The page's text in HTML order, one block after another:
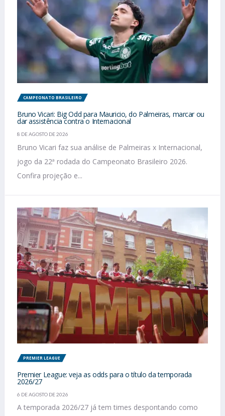
CAMPEONATO BRASILEIRO
Bruno Vicari: Big Odd para Mauricio, do Palmeiras, marcar ou
dar assistência contra o Internacional
8 DE AGOSTO DE 2026
Bruno Vicari faz sua análise de Palmeiras x Internacional,
jogo da 22ª rodada do Campeonato Brasileiro 2026.
Confira projeção e...
PREMIER LEAGUE
Premier League: veja as odds para o título da temporada
2026/27
6 DE AGOSTO DE 2026
A temporada 2026/27 já tem times despontando como